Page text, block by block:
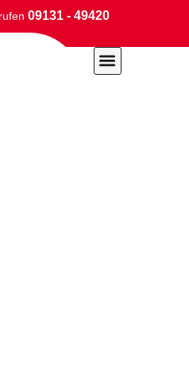
09131 - 49420